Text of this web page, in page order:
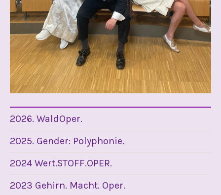
2026. WaldOper.
2025. Gender: Polyphonie.
2024 Wert.STOFF.OPER.
2023 Gehirn. Macht. Oper.